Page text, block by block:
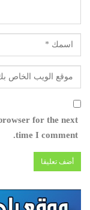
for the next
time I comment.